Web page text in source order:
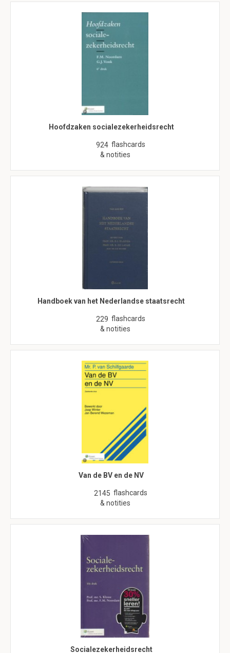
Hoofdzaken socialezekerheidsrecht
924 flashcards
& notities
Handboek van het Nederlandse staatsrecht
229 flashcards
& notities
Van de BV en de NV
2145 flashcards
& notities
Socialezekerheidsrecht